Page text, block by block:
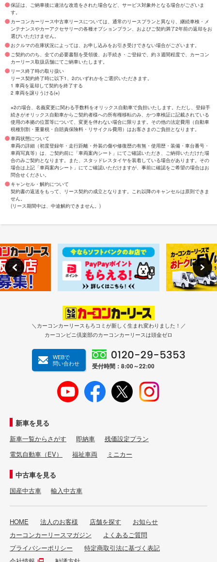
保証は、ご納車後に違法な改造をされた場合など、サービス対象外となる場合がございま
す。
カーコンカーリース中古車リースについては、通常のリースプランと異なり、継続車検・メ
ンテナンスやカーアクセサリーの各種オプションプラン、およびご契約満了2年前の返却をお
選びいただけません。
おクルマの在庫状況によっては、お申し込みをお引き受けできない場合がございます。
ご契約ののち、全ての必要書類を受領後、お手続き・ご登録で、約３週間程度で、カーコン
カーリース取扱店舗にてご納車いたします。
リース終了時の取り扱い
リース契約終了時に以下1、2のいずれかをご選択いただきます。
1 車両を返却して契約を終了する
2 車両を譲りうける(※)
※2の場合、名義変更に関わる手数料をオリックス自動車で負担いたします。ただし、登録手
続きがオリックス自動車からご契約者様への所有権移転のみ、かつ車検証に記載されている
使用の本拠の位置等について、変更を伴わない場合に限ります。その他の法定費用（自動車
税種別割・重量税・自賠責保険料・リサイクル費用）はお客さまのご負担となります。
車両状態について
車両の詳細（初度登録年・走行距離・外装の傷や修復歴の有無・使用歴・装備・車台番号・
車両写真等）は、ご契約前に「車両案内シート」にてご確認いただき、ご納得いただけた場
合のみご契約となります。また、スタッドレスタイヤを装着している場合があります。その
場合は上記「車両案内シート」にてご確認いただけますが、事前に確認をご希望の場合はお
問合せください。
キャンセル・解約について
契約書の返送をもって、リース契約の成立となります。これ以降のキャンセルは原則できま
せん。
(リース期間中は、中途解約できません。)
＼カーコンカーリースもろコミが新しく生まれ変わりました！／
カーコンビニ倶楽部のカーコンカーリースは頭金ゼロ
WEBで
問い合わせ
受付時間：8:00～22:00
新車を見る
新車一覧からさがす 即納車
残価設定プラン
電気自動車（EV）
福祉車両 ミニカー
中古車を見る
国産中古車 輸入中古車
HOME 法人のお客様 店舗を探す
お知らせ
カーコンカーリースマガジン
よくあるご質問
プライバシーポリシー
特定商取引法に基づく表記